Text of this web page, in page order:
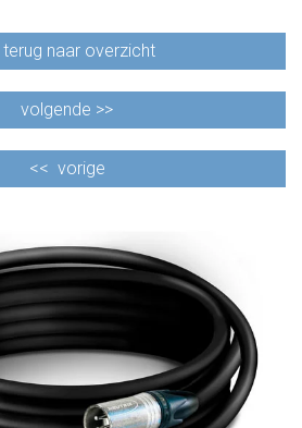
terug naar overzicht
volgende >>
<< vorige